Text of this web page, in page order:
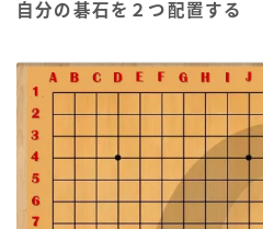
自分の碁石を２つ配置する